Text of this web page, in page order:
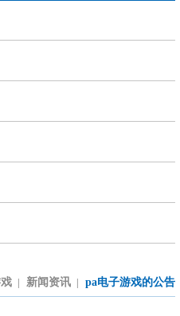
新闻资讯 pa电子游戏的公告